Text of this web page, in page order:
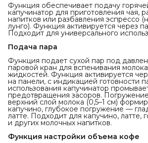
Функция обеспечивает подачу
капучинатор для приготовления чая,
напитков или разбавления эспрессо
лунго). Функция активируется через
Подходит для универсального
Подача пара
Функция подает сухой пар под
паровой кран для вспенивания
жидкостей. Функция активируется
на панели, с индикацией готовности
использования капучинатор
предотвращения засоров.
верхний слой молока (0,5–1 см)
капучино, глубокое погружение —
латте. Подходит для капучино, латте,
и других молочных напитков.
Функция настройки объема кофе